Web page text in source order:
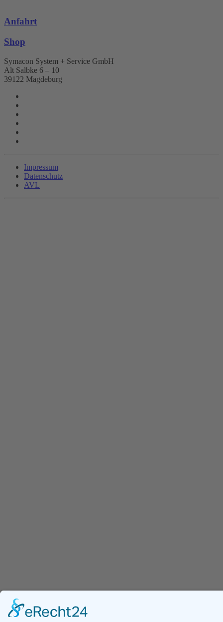
Anfahrt
Shop
Symacon System + Service GmbH
Alt Salbke 6 – 10
39122 Magdeburg
Impressum
Datenschutz
AVL